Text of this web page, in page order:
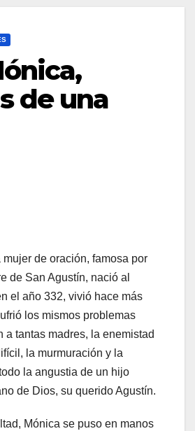
de una
de oración, famosa por
de San Agustín, nació al
el año 332, vivió hace más
los mismos problemas
a tantas madres, la enemistad
la murmuración y la
la angustia de un hijo
de Dios, su querido Agustín.
Mónica se puso en manos